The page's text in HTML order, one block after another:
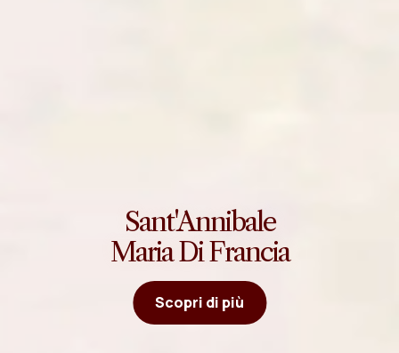
Sant'Annibale
Maria Di Francia
Scopri di più